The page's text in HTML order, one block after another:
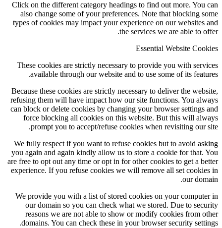
Click on the different category headings to find out more. You can
also change some of your preferences. Note that blocking some
types of cookies may impact your experience on our websites and
the services we are able to offer.
Essential Website Cookies
These cookies are strictly necessary to provide you with services
available through our website and to use some of its features.
Because these cookies are strictly necessary to deliver the website,
refusing them will have impact how our site functions. You always
can block or delete cookies by changing your browser settings and
force blocking all cookies on this website. But this will always
prompt you to accept/refuse cookies when revisiting our site.
We fully respect if you want to refuse cookies but to avoid asking
you again and again kindly allow us to store a cookie for that. You
are free to opt out any time or opt in for other cookies to get a better
experience. If you refuse cookies we will remove all set cookies in
our domain.
We provide you with a list of stored cookies on your computer in
our domain so you can check what we stored. Due to security
reasons we are not able to show or modify cookies from other
domains. You can check these in your browser security settings.